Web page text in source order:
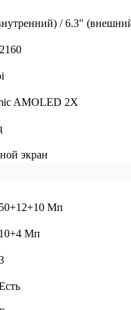
/ 6.3"
AMOLED 2X
экран
50+12+10 Мп
10+4 Мп